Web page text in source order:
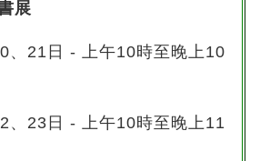
展
、21日 - 上午10時至晚上10
、23日 - 上午10時至晚上11